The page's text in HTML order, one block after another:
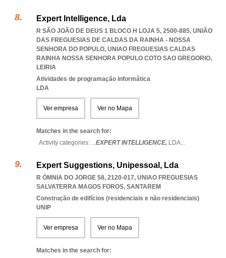
Expert Intelligence, Lda
R SÃO JOÃO DE DEUS 1 BLOCO H LOJA 5, 2500-885, UNIÃO
DAS FREGUESIAS DE CALDAS DA RAINHA - NOSSA
SENHORA DO POPULO, UNIAO FREGUESIAS CALDAS
RAINHA NOSSA SENHORA POPULO COTO SAO GREGORIO,
LEIRIA
Atividades de programação informática
LDA
Ver empresa Ver no Mapa
Matches in the search for:
Activity categories: ...EXPERT INTELLIGENCE, LDA...
Expert Suggestions, Unipessoal, Lda
R ÓMNIA DO JORGE 58, 2120-017, UNIAO FREGUESIAS
SALVATERRA MAGOS FOROS, SANTAREM
Construção de edifícios (residenciais e não residenciais)
UNIP
Ver empresa Ver no Mapa
Matches in the search for: